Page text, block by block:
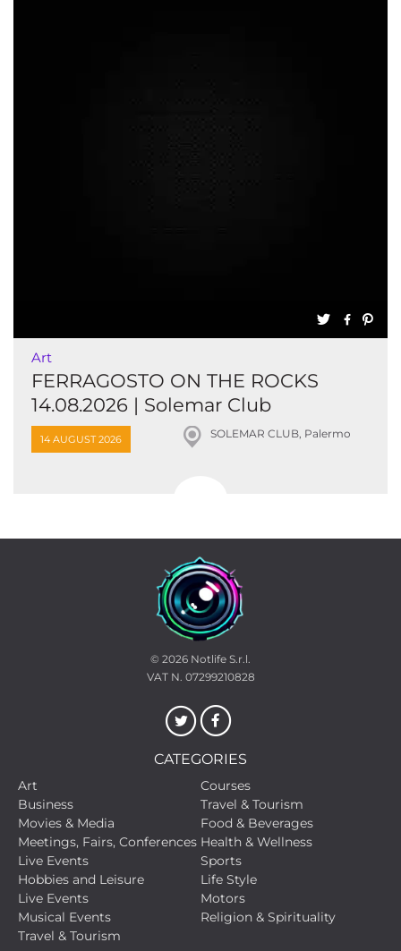
Art
FERRAGOSTO ON THE ROCKS
14.08.2026 | Solemar Club
14 AUGUST 2026 SOLEMAR CLUB, Palermo
© 2026 Notlife S.r.l.
VAT N. 07299210828
CATEGORIES
Art
Courses
Business
Travel & Tourism
Movies & Media
Food & Beverages
Meetings, Fairs, Conferences Health & Wellness
Live Events
Sports
Hobbies and Leisure
Life Style
Live Events
Motors
Musical Events
Religion & Spirituality
Travel & Tourism